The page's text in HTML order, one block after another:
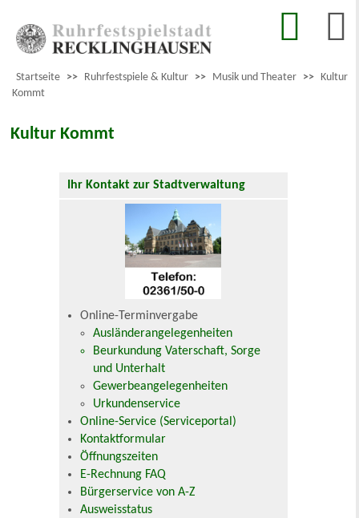
Startseite >> Ruhrfestspiele & Kultur >> Musik und Theater >> Kultur
Kommt
Kultur Kommt
Ihr Kontakt zur Stadtverwaltung
Online-Terminvergabe
Ausländerangelegenheiten
Beurkundung Vaterschaft, Sorge
und Unterhalt
Gewerbeangelegenheiten
Urkundenservice
Online-Service (Serviceportal)
Kontaktformular
Öffnungszeiten
E-Rechnung FAQ
Bürgerservice von A-Z
Ausweisstatus